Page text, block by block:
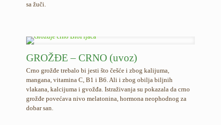
sa žuči.
GROŽĐE – CRNO (uvoz)
Crno grožđe trebalo bi jesti što češće i zbog kalijuma,
mangana, vitamina C, B1 i B6. Ali i zbog obilja biljnih
vlakana, kalcijuma i gvožđa. Istraživanja su pokazala da crno
grožđe povećava nivo melatonina, hormona neophodnog za
dobar san.